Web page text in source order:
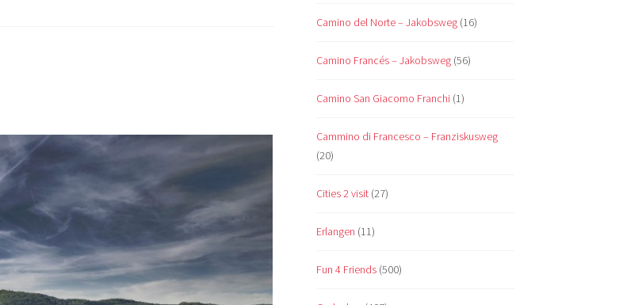
Camino del Norte – Jakobsweg (16)
Camino Francés – Jakobsweg (56)
Camino San Giacomo Franchi (1)
Cammino di Francesco – Franziskusweg
(20)
Cities 2 visit (27)
Erlangen (11)
Fun 4 Friends (500)